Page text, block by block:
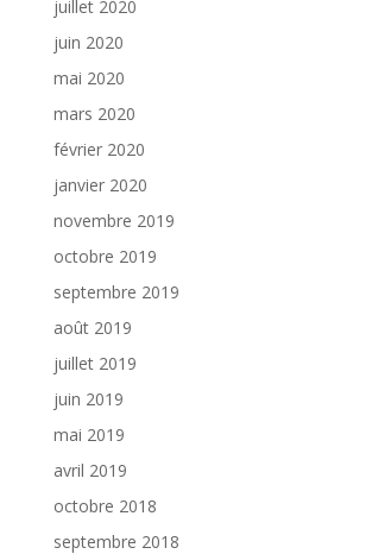
juillet 2020
juin 2020
mai 2020
mars 2020
février 2020
janvier 2020
novembre 2019
octobre 2019
septembre 2019
août 2019
juillet 2019
juin 2019
mai 2019
avril 2019
octobre 2018
septembre 2018